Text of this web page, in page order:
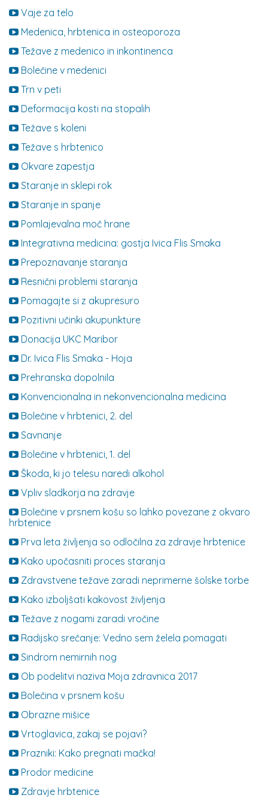
Vaje za telo
Medenica, hrbtenica in osteoporoza
Težave z medenico in inkontinenca
Bolečine v medenici
Trn v peti
Deformacija kosti na stopalih
Težave s koleni
Težave s hrbtenico
Okvare zapestja
Staranje in sklepi rok
Staranje in spanje
Pomlajevalna moč hrane
Integrativna medicina: gostja Ivica Flis Smaka
Prepoznavanje staranja
Resnični problemi staranja
Pomagajte si z akupresuro
Pozitivni učinki akupunkture
Donacija UKC Maribor
Dr. Ivica Flis Smaka - Hoja
Prehranska dopolnila
Konvencionalna in nekonvencionalna medicina
Bolečine v hrbtenici, 2. del
Savnanje
Bolečine v hrbtenici, 1. del
Škoda, ki jo telesu naredi alkohol
Vpliv sladkorja na zdravje
Bolečine v prsnem košu so lahko povezane z okvaro
hrbtenice
Prva leta življenja so odločilna za zdravje hrbtenice
Kako upočasniti proces staranja
Zdravstvene težave zaradi neprimerne šolske torbe
Kako izboljšati kakovost življenja
Težave z nogami zaradi vročine
Radijsko srečanje: Vedno sem želela pomagati
Sindrom nemirnih nog
Ob podelitvi naziva Moja zdravnica 2017
Bolečina v prsnem košu
Obrazne mišice
Vrtoglavica, zakaj se pojavi?
Prazniki: Kako pregnati mačka!
Prodor medicine
Zdravje hrbtenice